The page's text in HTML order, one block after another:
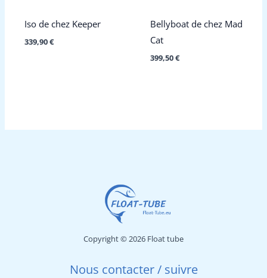
Iso de chez Keeper
339,90€
Bellyboat de chez Mad
Cat
399,50€
Copyright © 2026 Float tube
Nous contacter / suivre